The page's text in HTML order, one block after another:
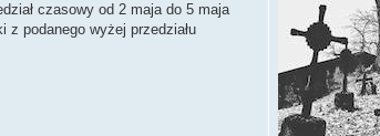
czasowy od 2 maja do 5 maja
podanego wyżej przedziału